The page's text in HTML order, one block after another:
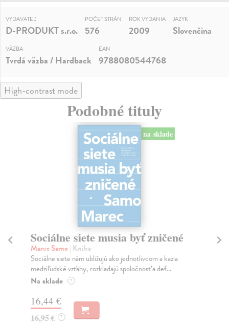
VYDAVATEĽ
D-PRODUKT s.r.o.
POČET STRÁN
576
ROK VYDANIA
2009
JAZYK
Slovenčina
VÄZBA
Tvrdá väzba / Hardback
EAN
9788080544768
High-contrast mode
Podobné tituly
na sklade
Sociálne siete musia byť zničené
Marec Samo| Kniha
Sociálne siete nám ubližujú ako jednotlivcom a kazia
medziľudské vzťahy, rozkladajú spoločnosť a def...
Na sklade ?
16,44 €
16,95 € ?